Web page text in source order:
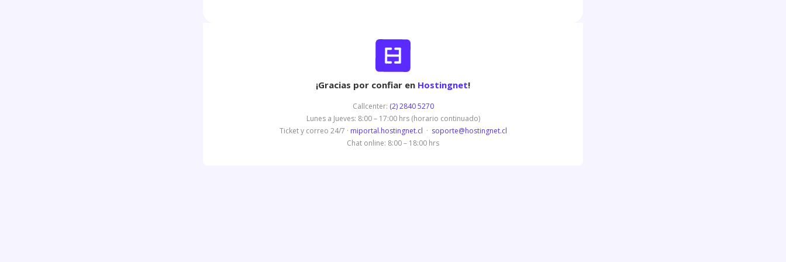
¡Gracias por confiar en Hostingnet!
Callcenter: (2) 2840 5270
Lunes a Jueves: 8:00 – 17:00 hrs (horario continuado)
Ticket y correo 24/7 · miportal.hostingnet.cl · soporte@hostingnet.cl
Chat online: 8:00 – 18:00 hrs